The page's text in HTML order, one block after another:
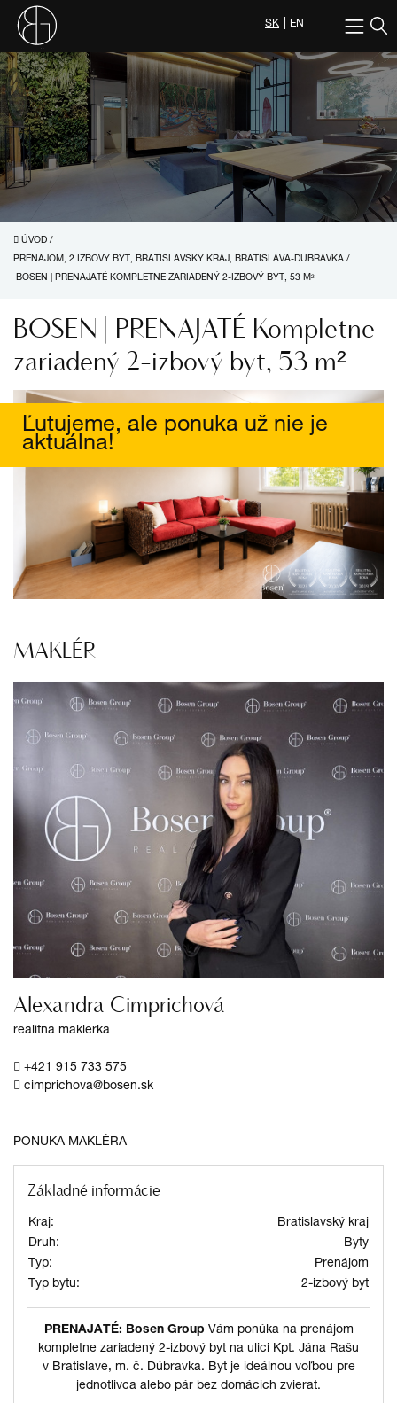
SK EN
ÚVOD /
PRENÁJOM, 2 IZBOVÝ BYT, BRATISLAVSKÝ KRAJ, BRATISLAVA-DÚBRAVKA /
BOSEN | PRENAJATÉ KOMPLETNE ZARIADENÝ 2-IZBOVÝ BYT, 53 M²
BOSEN | PRENAJATÉ Kompletne
zariadený 2-izbový byt, 53 m²
Ľutujeme, ale ponuka už nie je
aktuálna!
MAKLÉR
Alexandra Cimprichová
realitná maklérka
+421 915 733 575
cimprichova@bosen.sk
PONUKA MAKLÉRA
Základné informácie
Kraj:
Bratislavský kraj
Druh:
Byty
Typ:
Prenájom
Typ bytu:
2-izbový byt
PRENAJATÉ: Bosen Group Vám ponúka na prenájom
kompletne zariadený 2-izbový byt na ulici Kpt. Jána Rašu
v Bratislave, m. č. Dúbravka. Byt je ideálnou voľbou pre
jednotlivca alebo pár bez domácich zvierat.